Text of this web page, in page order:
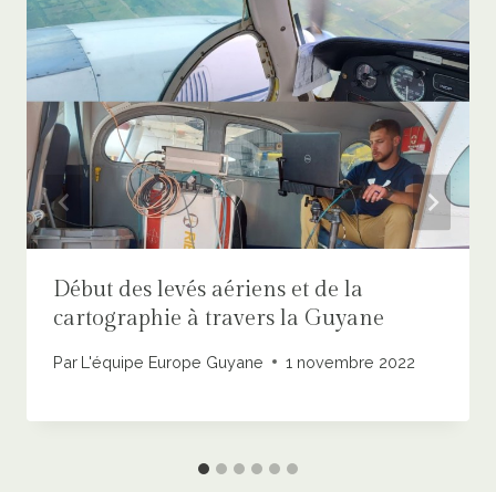
Début des levés aériens et de la
cartographie à travers la Guyane
Par L'équipe Europe Guyane 1 novembre 2022